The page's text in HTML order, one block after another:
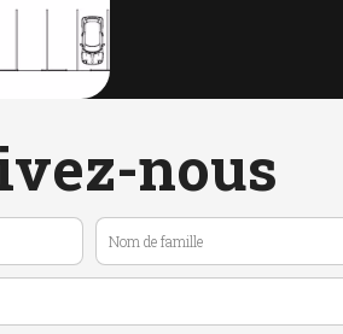
nous